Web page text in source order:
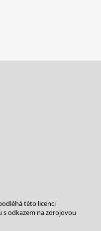
této licenci
odkazem na zdrojovou